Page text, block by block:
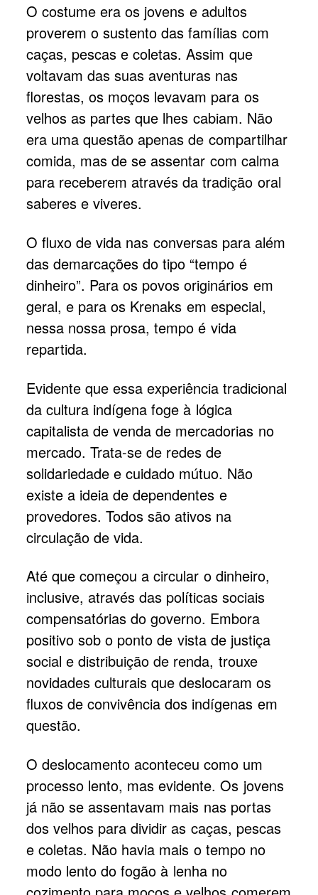
O costume era os jovens e adultos
proverem o sustento das famílias com
caças, pescas e coletas. Assim que
voltavam das suas aventuras nas
florestas, os moços levavam para os
velhos as partes que lhes cabiam. Não
era uma questão apenas de compartilhar
comida, mas de se assentar com calma
para receberem através da tradição oral
saberes e viveres.
O fluxo de vida nas conversas para além
das demarcações do tipo “tempo é
dinheiro”. Para os povos originários em
geral, e para os Krenaks em especial,
nessa nossa prosa, tempo é vida
repartida.
Evidente que essa experiência tradicional
da cultura indígena foge à lógica
capitalista de venda de mercadorias no
mercado. Trata-se de redes de
solidariedade e cuidado mútuo. Não
existe a ideia de dependentes e
provedores. Todos são ativos na
circulação de vida.
Até que começou a circular o dinheiro,
inclusive, através das políticas sociais
compensatórias do governo. Embora
positivo sob o ponto de vista de justiça
social e distribuição de renda, trouxe
novidades culturais que deslocaram os
fluxos de convivência dos indígenas em
questão.
O deslocamento aconteceu como um
processo lento, mas evidente. Os jovens
já não se assentavam mais nas portas
dos velhos para dividir as caças, pescas
e coletas. Não havia mais o tempo no
modo lento do fogão à lenha no